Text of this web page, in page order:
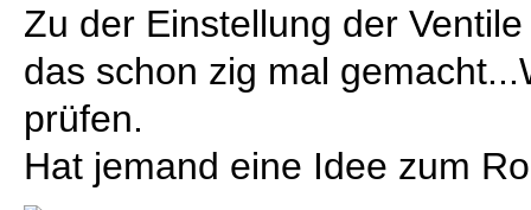
Zu der Einstellung der
das schon zig mal
prüfen.
Hat jemand eine Idee zum